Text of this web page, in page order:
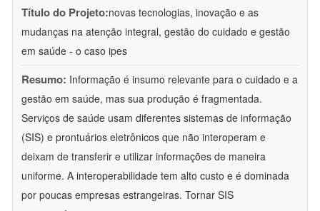
Título do Projeto:novas tecnologias, inovação e as
mudanças na atenção integral, gestão do cuidado e gestão
em saúde - o caso ipes
Resumo: Informação é insumo relevante para o cuidado e a
gestão em saúde, mas sua produção é fragmentada.
Serviços de saúde usam diferentes sistemas de informação
(SIS) e prontuários eletrônicos que não interoperam e
deixam de transferir e utilizar informações de maneira
uniforme. A interoperabilidade tem alto custo e é dominada
por poucas empresas estrangeiras. Tornar SIS